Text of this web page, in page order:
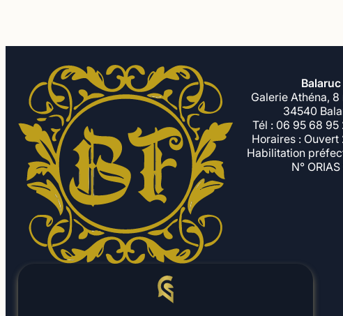
Galerie Athéna,
34540
Tél : 06 95 68
Horaires :
Habilitation
N°